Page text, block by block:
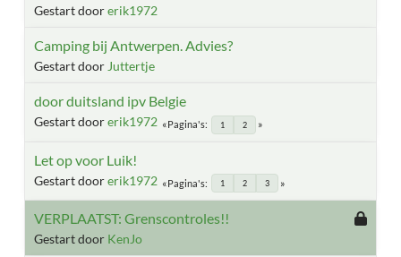
Gestart doorerik1972
Camping bij Antwerpen. Advies?
Gestart door Juttertje
door duitsland ipv Belgie
Gestart doorerik1972 Pagina's 1 2
Let op voor Luik!
Gestart doorerik1972 Pagina's 1 2 3
VERPLAATST: Grenscontroles!!
Gestart door KenJo